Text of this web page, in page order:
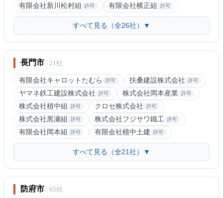
有限会社新川松村組 許可 有限会社横正組 許可
すべて見る（全26社）▼
長門市 21社
有限会社キャロットたむら 許可 扶桑建設株式会社 許可
ヤマネ鉄工建設株式会社 許可 株式会社岡本産業 許可
株式会社植中組 許可 クロセ株式会社 許可
株式会社黒瀬組 許可 株式会社フジサワ鐵工 許可
有限会社岡本組 許可 有限会社植中土建 許可
すべて見る（全21社）▼
防府市 65社